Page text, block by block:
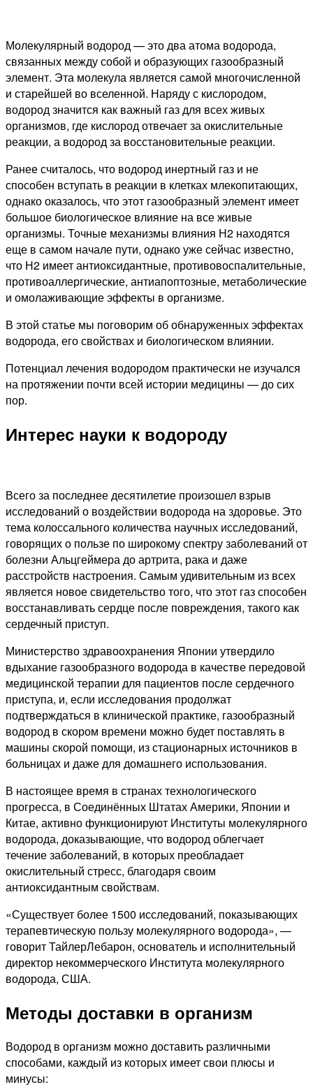
Молекулярный водород — это два атома водорода,
связанных между собой и образующих газообразный
элемент. Эта молекула является самой многочисленной
и старейшей во вселенной. Наряду с кислородом,
водород значится как важный газ для всех живых
организмов, где кислород отвечает за окислительные
реакции, а водород за восстановительные реакции.
Ранее считалось, что водород инертный газ и не
способен вступать в реакции в клетках млекопитающих,
однако оказалось, что этот газообразный элемент имеет
большое биологическое влияние на все живые
организмы. Точные механизмы влияния Н2 находятся
еще в самом начале пути, однако уже сейчас известно,
что Н2 имеет антиоксидантные, противовоспалительные,
противоаллергические, антиапоптозные, метаболические
и омолаживающие эффекты в организме.
В этой статье мы поговорим об обнаруженных эффектах
водорода, его свойствах и биологическом влиянии.
Потенциал лечения водородом практически не изучался
на протяжении почти всей истории медицины — до сих
пор.
Интерес науки к водороду
Всего за последнее десятилетие произошел взрыв
исследований о воздействии водорода на здоровье. Это
тема колоссального количества научных исследований,
говорящих о пользе по широкому спектру заболеваний от
болезни Альцгеймера до артрита, рака и даже
расстройств настроения. Самым удивительным из всех
является новое свидетельство того, что этот газ способен
восстанавливать сердце после повреждения, такого как
сердечный приступ.
Министерство здравоохранения Японии утвердило
вдыхание газообразного водорода в качестве передовой
медицинской терапии для пациентов после сердечного
приступа, и, если исследования продолжат
подтверждаться в клинической практике, газообразный
водород в скором времени можно будет поставлять в
машины скорой помощи, из стационарных источников в
больницах и даже для домашнего использования.
В настоящее время в странах технологического
прогресса, в Соединённых Штатах Америки, Японии и
Китае, активно функционируют Институты молекулярного
водорода, доказывающие, что водород облегчает
течение заболеваний, в которых преобладает
окислительный стресс, благодаря своим
антиоксидантным свойствам.
«Существует более 1500 исследований, показывающих
терапевтическую пользу молекулярного водорода», —
говорит ТайлерЛебарон, основатель и исполнительный
директор некоммерческого Института молекулярного
водорода, США.
Методы доставки в организм
Водород в организм можно доставить различными
способами, каждый из которых имеет свои плюсы и
минусы: